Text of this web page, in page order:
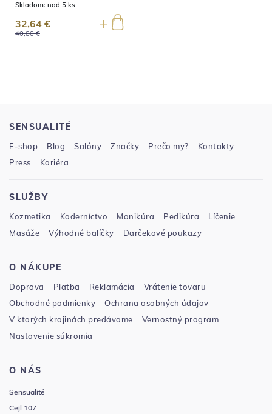
Skladom: nad 5 ks
40,80 €
32,64 €
SENSUALITÉ
E-shop Blog Salóny Značky Prečo my?
Kontakty
Press
Kariéra
SLUŽBY
Kozmetika Kaderníctvo Manikúra Pedikúra
Líčenie
Masáže
Výhodné balíčky Darčekové poukazy
O NÁKUPE
Doprava Platba Reklamácia
Vrátenie tovaru
Obchodné podmienky
Ochrana osobných údajov
V ktorých krajinách predávame
Vernostný program
Nastavenie súkromia
O NÁS
Sensualité
Cejl 107